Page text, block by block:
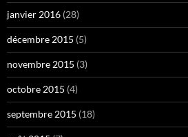
janvier 2016 (28)
décembre 2015 (5)
novembre 2015 (3)
octobre 2015 (4)
septembre 2015 (18)